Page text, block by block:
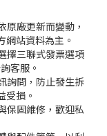
原廠更新而變動，
網站資料為主。
擇三聯式發票選項
客服。
詢問，防止發生拆
受損。
保固維修，歡迎私